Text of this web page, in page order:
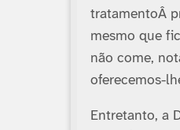
tratamentoÂ
mesmo que
não come,
oferecemos-
Entretanto, a